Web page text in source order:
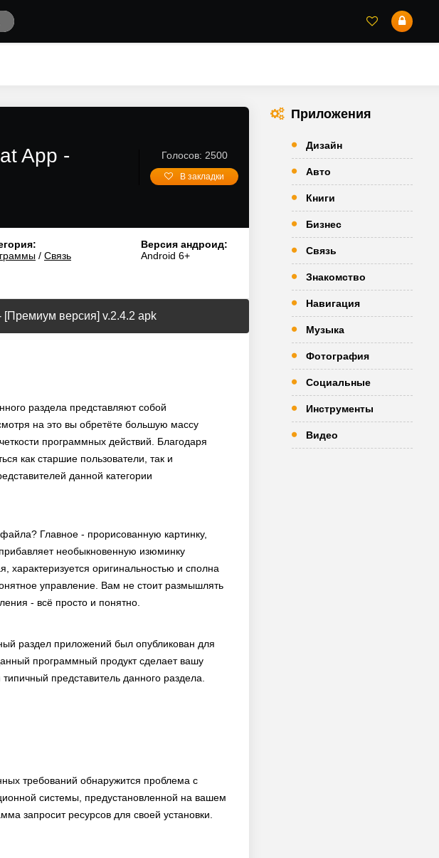
App -
Голосов: 2500
В закладки
/ Связь
Версия андроид:
Android 6+
[Премиум версия] v.2.4.2 apk
раздела представляют собой
на это вы обретёте большую массу
программных действий. Благодаря
как старшие пользователи, так и
данной категории
Главное - прорисованную картинку,
необыкновенную изюминку
оригинальностью и сполна
управление. Вам не стоит размышлять
- всё просто и понятно.
раздел приложений был опубликован для
программный продукт сделает вашу
представитель данного раздела.
требований обнаружится проблема с
системы, предустановленной на вашем
запросит ресурсов для своей установки.
Приложения
Дизайн
Авто
Книги
Бизнес
Связь
Знакомство
Навигация
Музыка
Фотография
Социальные
Инструменты
Видео